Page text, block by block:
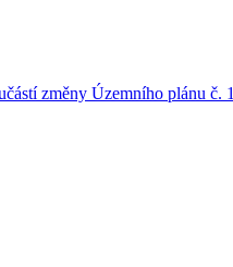
změny Územního plánu č. 1